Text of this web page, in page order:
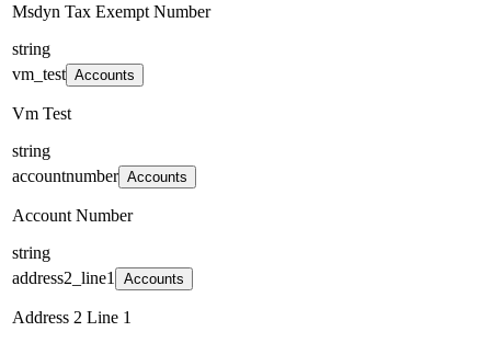
Msdyn Tax Exempt Number
string
vm_test Accounts
Vm Test
string
accountnumber Accounts
Account Number
string
address2_line1
Accounts
Address 2 Line 1